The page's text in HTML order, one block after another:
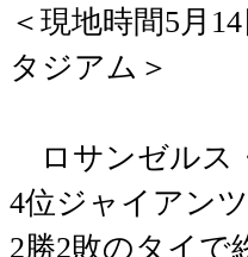
＜現地時間5月
タジアム＞
ロサンゼルス
4位ジャイアン
2勝2敗のタイで